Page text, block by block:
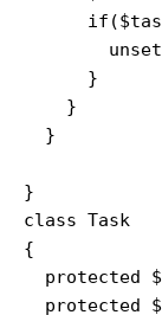
      }
    }
  }
}
class Task
{
protected
protected